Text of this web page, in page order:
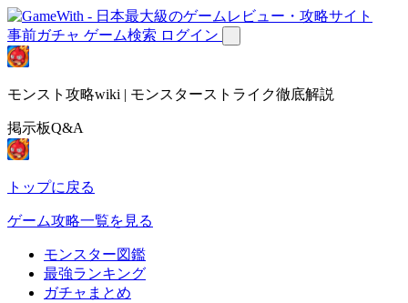
事前ガチャ ゲーム検索 ログイン
モンスト攻略wiki | モンスターストライク徹底解説
掲示板Q&A
トップに戻る
ゲーム攻略一覧を見る
モンスター図鑑
最強ランキング
ガチャまとめ